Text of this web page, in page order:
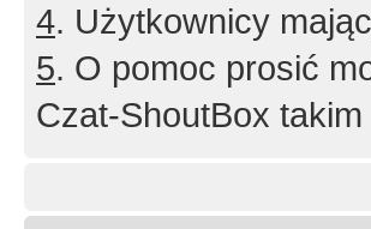
4. Użytkownicy
5. O pomoc prosić
Czat-ShoutBox